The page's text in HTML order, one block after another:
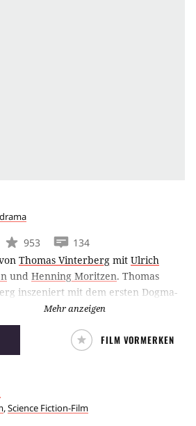
953
134
Thomas Vinterberg mit Ulrich
und Henning Moritzen. Thomas
inszeniert mit dem ersten Dogma-
Fest eine Familienfeier, die als
Ereignis beginnt, aber dann in
endet.
Mehr anzeigen
FILM VORMERKEN
,Science Fiction-Film